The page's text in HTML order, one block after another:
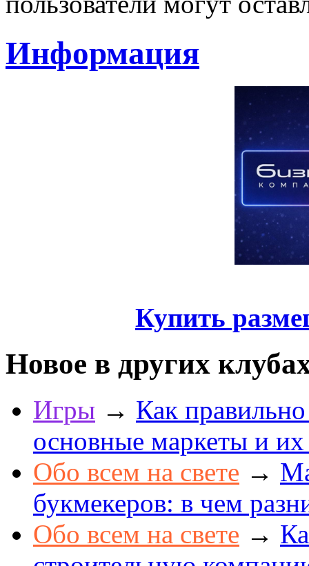
Информация
Купить
Новое в других
Игры → Как
основные маркеты и
Обо всем на свете →
букмекеров: в чем
Обо всем на свете →